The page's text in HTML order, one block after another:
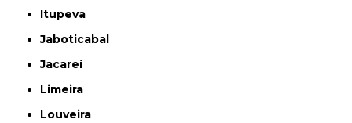
Itupeva
Jaboticabal
Jacareí
Limeira
Louveira